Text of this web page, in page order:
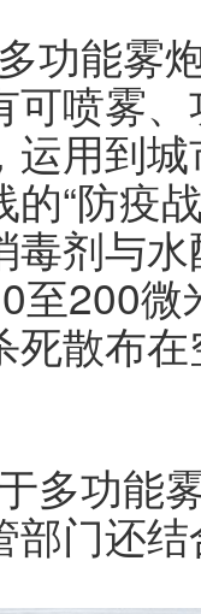
能雾
可喷雾
运用到
“防疫
毒剂与
至200
死散布
功能
部门还